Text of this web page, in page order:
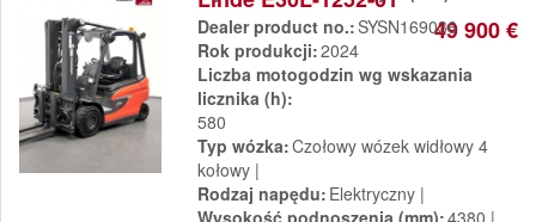
49 900 €
Dealer product no. SYSN169036
Rok produkcji 2024
Liczba motogodzin wg wskazania
licznika (h)
580
Typ wózka Czołowy wózek widłowy 4
kołowy
Rodzaj napędu Elektryczny
Wysokość podnoszenia (mm) 4380